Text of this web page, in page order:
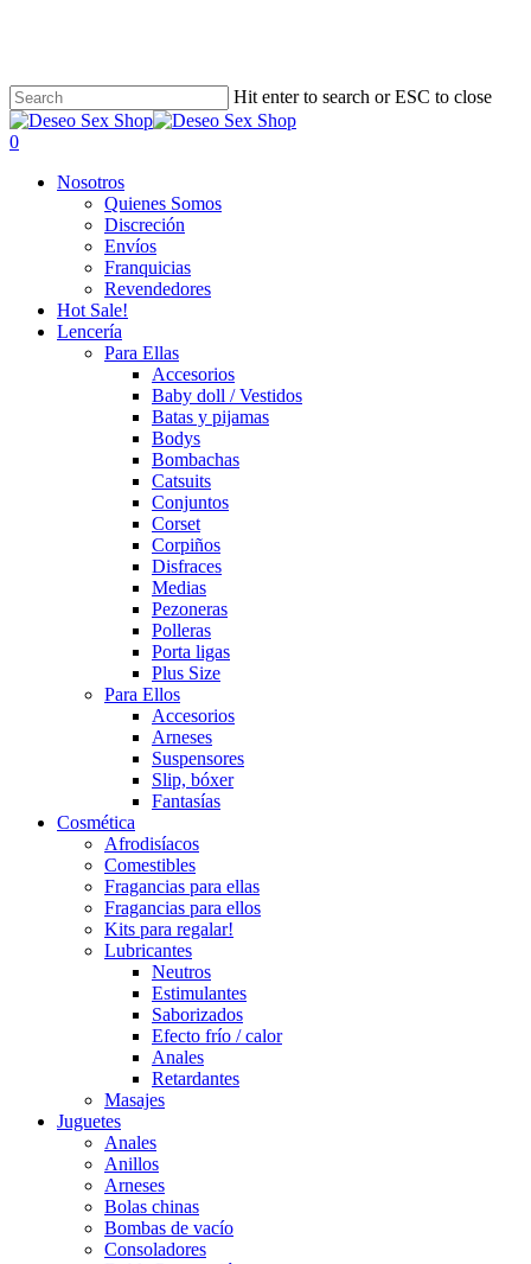
content
Hit enter to search or ESC to close
search
account
0
Nosotros
Quienes Somos
Discreción
Envíos
Franquicias
Revendedores
Hot Sale!
Lencería
Para Ellas
Accesorios
Baby doll / Vestidos
Batas y pijamas
Bodys
Bombachas
Catsuits
Conjuntos
Corset
Corpiños
Disfraces
Medias
Pezoneras
Polleras
Porta ligas
Plus Size
Para Ellos
Accesorios
Arneses
Suspensores
Slip, bóxer
Fantasías
Cosmética
Afrodisíacos
Comestibles
Fragancias para ellas
Fragancias para ellos
Kits para regalar!
Lubricantes
Neutros
Estimulantes
Saborizados
Efecto frío / calor
Anales
Retardantes
Masajes
Juguetes
Anales
Anillos
Arneses
Bolas chinas
Bombas de vacío
Consoladores